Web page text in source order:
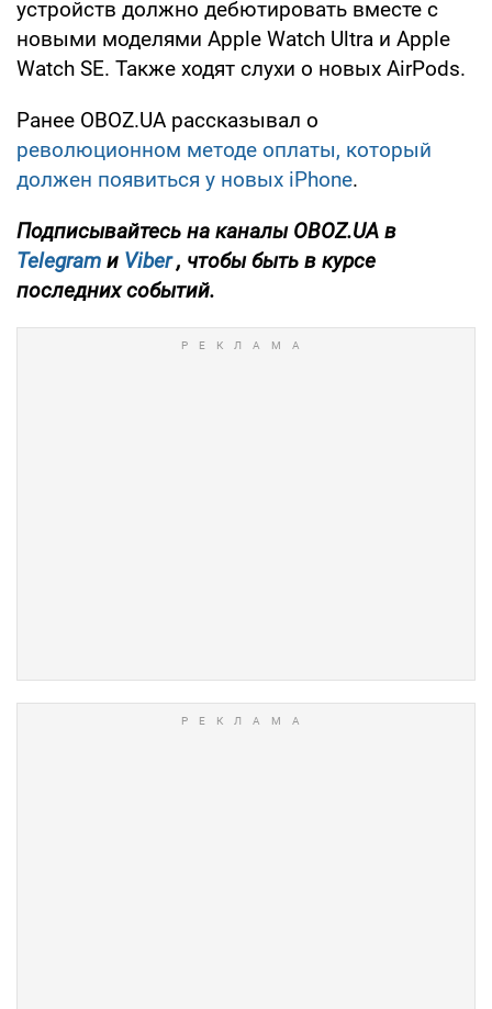
устройств должно дебютировать вместе с
новыми моделями Apple Watch Ultra и Apple
Watch SE. Также ходят слухи о новых AirPods.
Ранее OBOZ.UA рассказывал о
революционном методе оплаты, который
должен появиться у новых iPhone.
Подписывайтесь на каналы OBOZ.UA в
Telegram и Viber , чтобы быть в курсе
последних событий.